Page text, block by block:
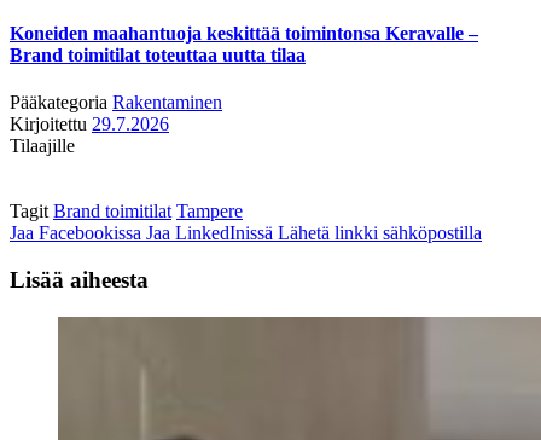
Koneiden maahantuoja keskittää toimintonsa Keravalle –
Brand toimitilat toteuttaa uutta tilaa
Pääkategoria Rakentaminen
Kirjoitettu 29.7.2026
Tilaajille
Tagit Brand toimitilat Tampere
Jaa Facebookissa Jaa LinkedInissä Lähetä linkki sähköpostilla
Lisää aiheesta